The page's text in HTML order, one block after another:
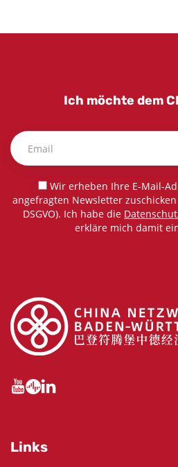
Ich möchte dem
Wir erheben Ihre E-Mail-
angefragten Newsletter
DSGVO). Ich habe die
erkläre mich damit
Links